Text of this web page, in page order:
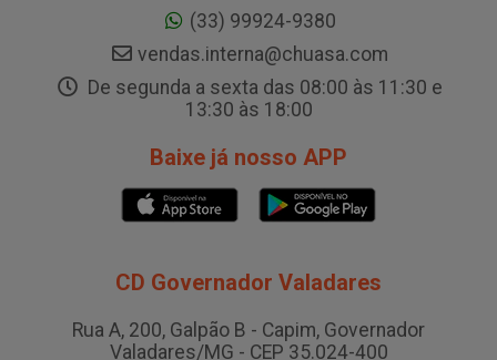
(33) 99924-9380
vendas.interna@chuasa.com
De segunda a sexta das 08:00 às 11:30 e
13:30 às 18:00
Baixe já nosso APP
CD Governador Valadares
Rua A, 200, Galpão B - Capim, Governador
Valadares/MG - CEP 35.024-400